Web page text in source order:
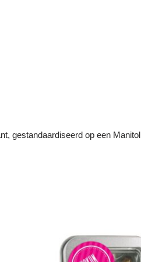
gestandaardiseerd op een